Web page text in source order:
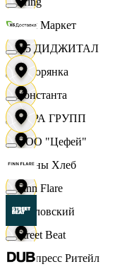
Хом Маркет
Хуторянка
ЦЕРА ГРУПП
Челны Хлеб
Чкаловский
Экспресс Ритейл
X5 ДИДЖИТАЛ
Константа
ООО "Цефей"
Finn Flare
Street Beat